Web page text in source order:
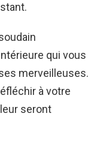
qui vous
merveilleuses.
à votre
seront